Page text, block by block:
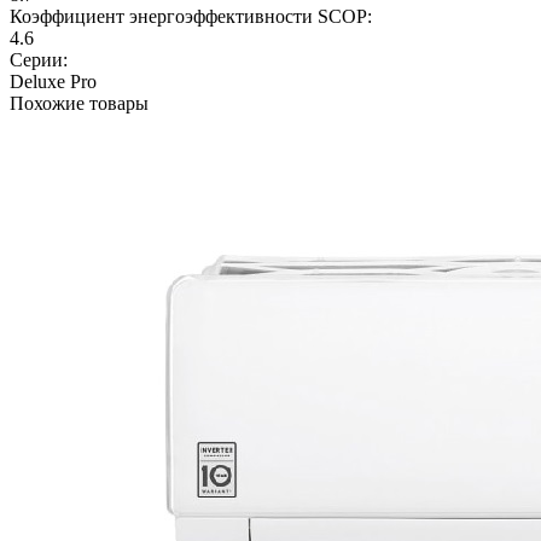
Коэффициент энергоэффективности SCOP:
4.6
Серии:
Deluxe Pro
Похожие товары